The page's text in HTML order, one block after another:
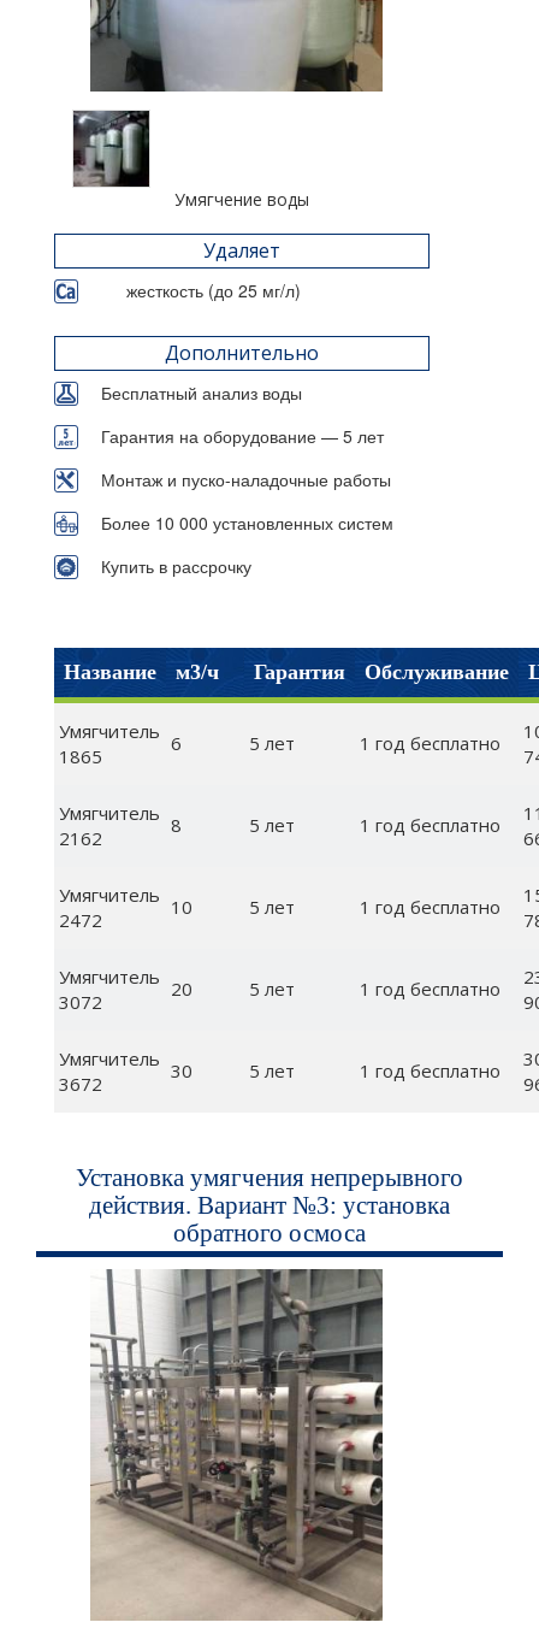
Умягчение воды
Удаляет
жесткость (до 25 мг/л)
Дополнительно
Бесплатный анализ воды
Гарантия на оборудование — 5 лет
Монтаж и пуско-наладочные работы
Более 10 000 установленных систем
Купить в рассрочку
Название м3/ч Гарантия Обслуживание
Умягчитель
1865
6 5 лет 1 год бесплатно
Умягчитель
2162
8 5 лет 1 год бесплатно
Умягчитель
2472
10 5 лет 1 год бесплатно
Умягчитель
3072
20 5 лет 1 год бесплатно
Умягчитель
3672
30 5 лет 1 год бесплатно
Установка умягчения непрерывного
действия. Вариант №3: установка
обратного осмоса